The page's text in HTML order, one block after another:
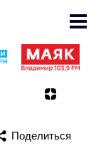
Поделиться